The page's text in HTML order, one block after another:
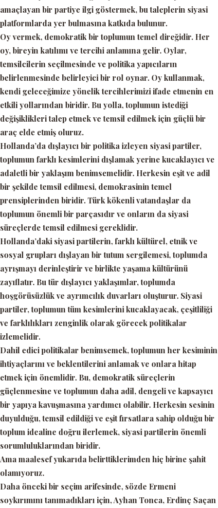
amaçlayan bir partiye ilgi göstermek, bu taleplerin siyasi
platformlarda yer bulmasına katkıda bulunur.
Oy vermek, demokratik bir toplumun temel direğidir. Her
oy, bireyin katılımı ve tercihi anlamına gelir. Oylar,
temsilcilerin seçilmesinde ve politika yapıcıların
belirlenmesinde belirleyici bir rol oynar. Oy kullanmak,
kendi geleceğimize yönelik tercihlerimizi ifade etmenin en
etkili yollarından biridir. Bu yolla, toplumun istediği
değişiklikleri talep etmek ve temsil edilmek için güçlü bir
araç elde etmiş oluruz.
Hollanda’da dışlayıcı bir politika izleyen siyasi partiler,
toplumun farklı kesimlerini dışlamak yerine kucaklayıcı ve
adaletli bir yaklaşım benimsemelidir. Herkesin eşit ve adil
bir şekilde temsil edilmesi, demokrasinin temel
prensiplerinden biridir. Türk kökenli vatandaşlar da
toplumun önemli bir parçasıdır ve onların da siyasi
süreçlerde temsil edilmesi gereklidir.
Hollanda’daki siyasi partilerin, farklı kültürel, etnik ve
sosyal grupları dışlayan bir tutum sergilemesi, toplumda
ayrışmayı derinleştirir ve birlikte yaşama kültürünü
zayıflatır. Bu tür dışlayıcı yaklaşımlar, toplumda
hoşgörüsüzlük ve ayrımcılık duvarları oluşturur. Siyasi
partiler, toplumun tüm kesimlerini kucaklayacak, çeşitliliği
ve farklılıkları zenginlik olarak görecek politikalar
izlemelidir.
Dahil edici politikalar benimsemek, toplumun her kesiminin
ihtiyaçlarını ve beklentilerini anlamak ve onlara hitap
etmek için önemlidir. Bu, demokratik süreçlerin
güçlenmesine ve toplumun daha adil, dengeli ve kapsayıcı
bir yapıya kavuşmasına yardımcı olabilir. Herkesin sesinin
duyulduğu, temsil edildiği ve eşit fırsatlara sahip olduğu bir
toplum idealine doğru ilerlemek, siyasi partilerin önemli
sorumluluklarından biridir.
Ama maalesef yukarıda belirttiklerimden hiç birine şahit
olamıyoruz.
Daha önceki bir seçim arifesinde, sözde Ermeni
soykırımını tanımadıkları için, Ayhan Tonca, Erdinç Saçan